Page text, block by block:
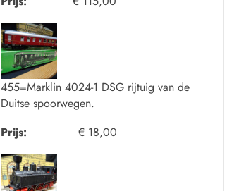
455=Marklin 4024-1 DSG rijtuig van de
Duitse spoorwegen.
Prijs:
€ 18,00